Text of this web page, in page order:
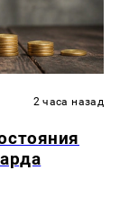
2 часа назад